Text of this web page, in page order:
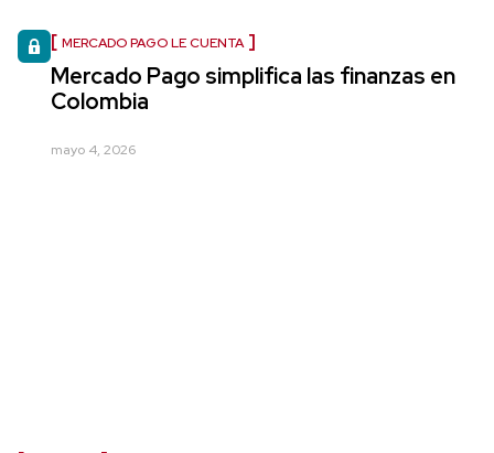
MERCADO PAGO LE CUENTA
Mercado Pago simplifica las finanzas en
Colombia
mayo 4, 2026